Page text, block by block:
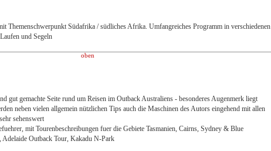
Themenschwerpunkt Südafrika / südliches Afrika. Umfangreiches Programm in verschiedenen
und Segeln
oben
gut gemachte Seite rund um Reisen im Outback Australiens - besonderes Augenmerk liegt
neben vielen allgemein nützlichen Tips auch die Maschinen des Autors eingehend mit allen
sehenswert
mit Tourenbeschreibungen fuer die Gebiete Tasmanien, Cairns, Sydney & Blue
Outback Tour, Kakadu N-Park